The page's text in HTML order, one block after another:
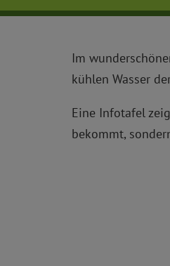
Im
kühlen Wasser
Eine Infotafel
bekommt,